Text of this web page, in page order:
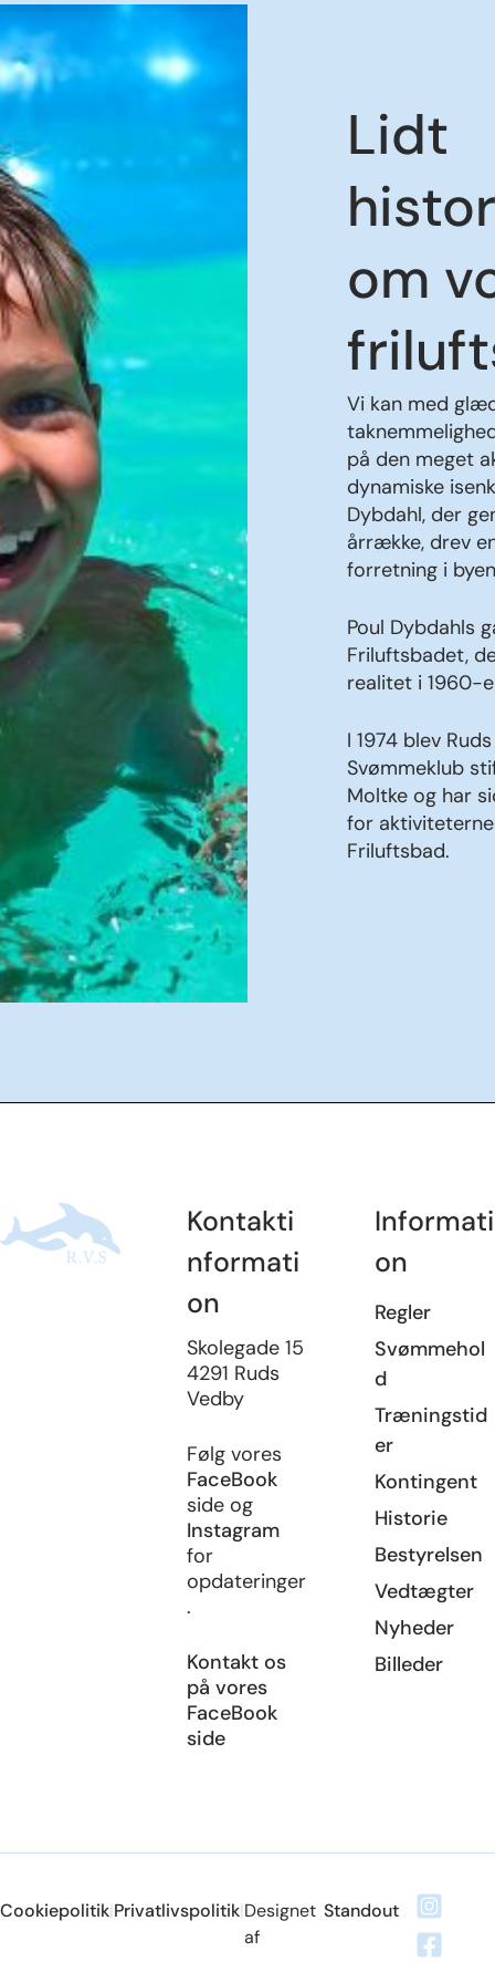
Lidt
om
Vi kan med
på den meget
dynamiske
Dybdahl, der
årrække, drev
forretning i
Poul Dybdahls
Friluftsbadet,
realitet i 1960-
I 1974 blev
Svømmeklub
Moltke og har
for aktiviteterne
Friluftsbad.
Kontakti
nformati
on
Skolegade 15
4291 Ruds
Vedby
Følg vores
FaceBook
side og
Instagram
for
opdateringer
.
Kontakt os
på vores
FaceBook
side
Informati
on
Regler
Svømmehol
d
Træningstid
er
Kontingent
Historie
Bestyrelsen
Vedtægter
Nyheder
Billeder
Cookiepolitik Privatlivspolitik Designet
af
Standout